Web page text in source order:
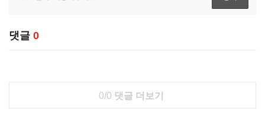
댓글 0
0/0 댓글 더보기